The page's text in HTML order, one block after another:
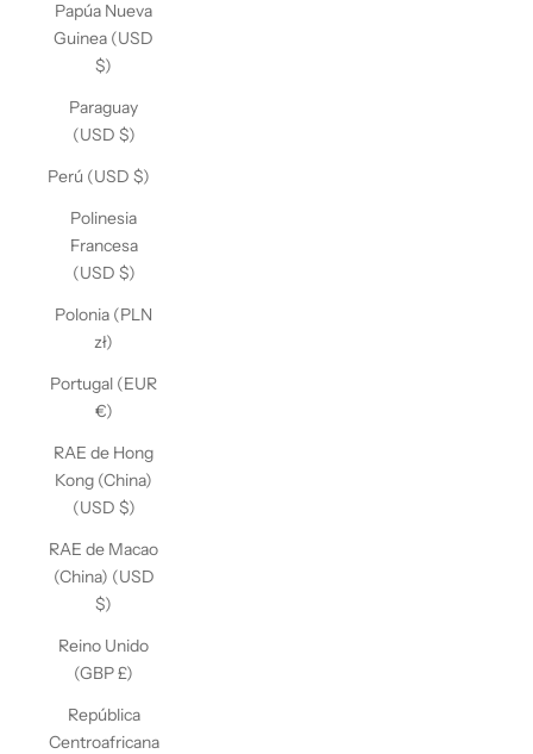
Papúa Nueva
Guinea (USD
$)
Paraguay
(USD $)
Perú (USD $)
Polinesia
Francesa
(USD $)
Polonia (PLN
zł)
Portugal (EUR
€)
RAE de Hong
Kong (China)
(USD $)
RAE de Macao
(China) (USD
$)
Reino Unido
(GBP £)
República
Centroafricana